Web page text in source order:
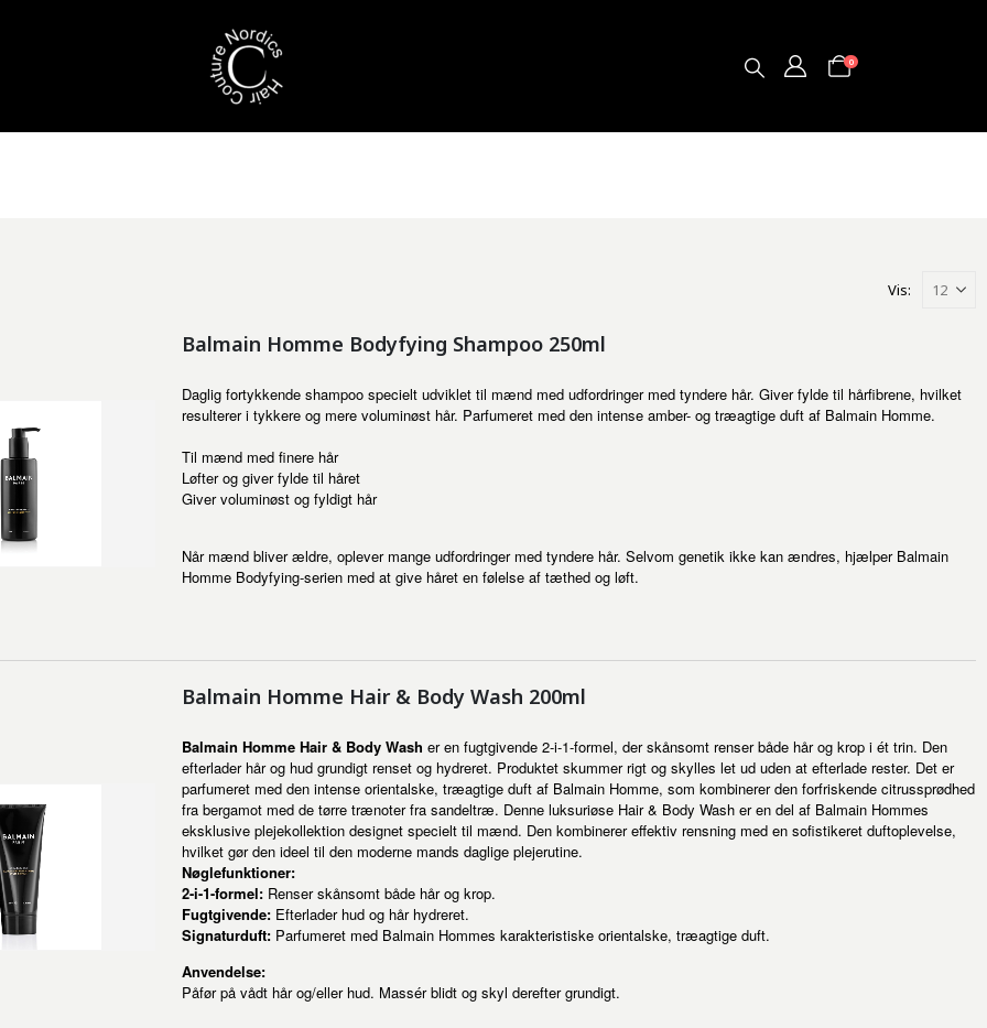
0
Vis:
Balmain Homme Bodyfying Shampoo 250ml
Daglig fortykkende shampoo specielt udviklet til mænd med udfordringer med tyndere hår. Giver fylde til hårfibrene, hvilket
resulterer i tykkere og mere voluminøst hår. Parfumeret med den intense amber- og træagtige duft af Balmain Homme.
Til mænd med finere hår
Løfter og giver fylde til håret
Giver voluminøst og fyldigt hår
Når mænd bliver ældre, oplever mange udfordringer med tyndere hår. Selvom genetik ikke kan ændres, hjælper Balmain
Homme Bodyfying-serien med at give håret en følelse af tæthed og løft.
Balmain Homme Hair & Body Wash 200ml
Balmain Homme Hair & Body Wash er en fugtgivende 2-i-1-formel, der skånsomt renser både hår og krop i ét trin. Den
efterlader hår og hud grundigt renset og hydreret. Produktet skummer rigt og skylles let ud uden at efterlade rester. Det er
parfumeret med den intense orientalske, træagtige duft af Balmain Homme, som kombinerer den forfriskende citrussprødhed
fra bergamot med de tørre trænoter fra sandeltræ. Denne luksuriøse Hair & Body Wash er en del af Balmain Hommes
eksklusive plejekollektion designet specielt til mænd. Den kombinerer effektiv rensning med en sofistikeret duftoplevelse,
hvilket gør den ideel til den moderne mands daglige plejerutine.
Nøglefunktioner:
2-i-1-formel: Renser skånsomt både hår og krop.
Fugtgivende: Efterlader hud og hår hydreret.
Signaturduft: Parfumeret med Balmain Hommes karakteristiske orientalske, træagtige duft.
Anvendelse:
Påfør på vådt hår og/eller hud. Massér blidt og skyl derefter grundigt.